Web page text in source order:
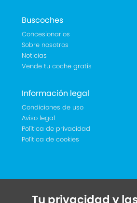
Buscoches
Concesionarios
Sobre nosotros
Noticias
Vende tu coche gratis
Información legal
Condiciones de uso
Aviso legal
Política de privacidad
Política de cookies
Tu privacidad y